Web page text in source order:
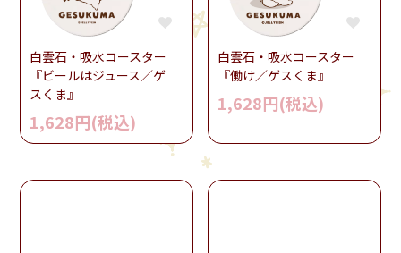
白雲石・吸水コースター
『ビールはジュース／ゲ
スくま』
1,628円(税込)
白雲石・吸水コースター
『働け／ゲスくま』
1,628円(税込)